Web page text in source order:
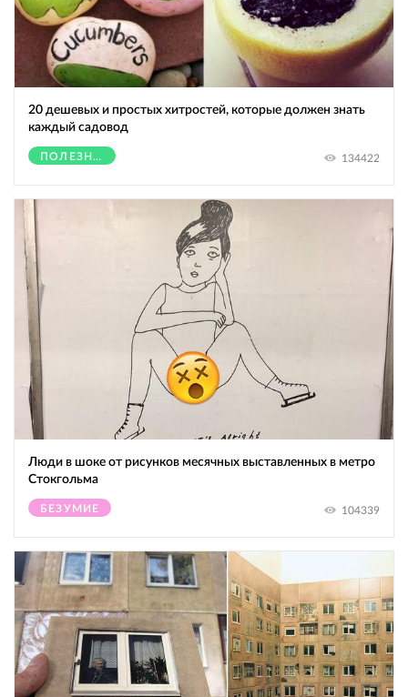
20 дешевых и простых хитростей, которые должен знать
каждый садовод
ПОЛЕЗНОЕ 134422
Люди в шоке от рисунков месячных выставленных в метро
Стокгольма
БЕЗУМИЕ 104339